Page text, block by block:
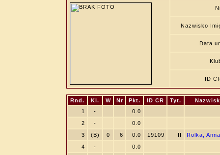
Nazwisko
Data
ID
Rnd. Kl. W Nr Pkt. ID CR Tyt.
1
-
0.0
2
-
0.0
3
(B) 0 6 0.0 19109 II
Rolka, Anna
4
-
0.0